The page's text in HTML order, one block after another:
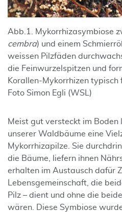
Abb.1. Mykorrhizasymbiose
cembra) und einem
weissen Pilzfäden
die Feinwurzelspitzen und
Korallen-Mykorrhizen typisch
Foto Simon Egli (WSL)
Meist gut versteckt im Boden
unserer Waldbäume eine
Mykorrhizapilze. Sie
die Bäume, liefern ihnen
erhalten im Austausch dafür
Lebensgemeinschaft, die
Pilz – dient und ohne die
wären. Diese Symbiose